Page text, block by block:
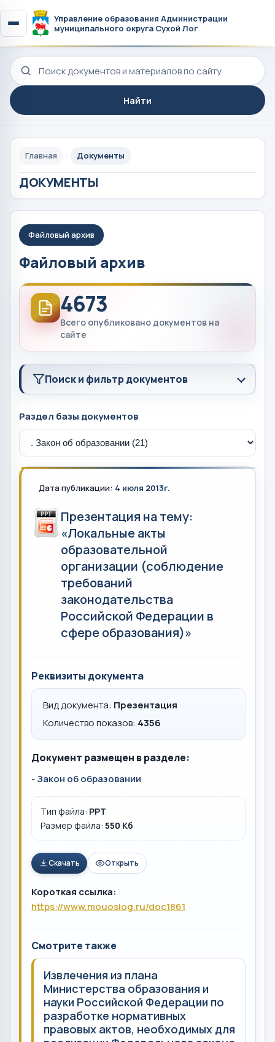
Управление образования Администрации
муниципального округа Сухой Лог
Поиск по сайту
Найти
Главная Документы
ДОКУМЕНТЫ
Файловый архив
Файловый архив
4673
Всего опубликовано документов на
сайте
Поиск и фильтр документов
Раздел базы документов
Дата публикации: 4 июля 2013г.
Презентация на тему:
«Локальные акты
образовательной
организации (соблюдение
требований
законодательства
Российской Федерации в
сфере образования)»
Реквизиты документа
Вид документа: Презентация
Количество показов: 4356
Документ размещен в разделе:
-Закон об образовании
Тип файла: PPT
Размер файла: 550 Кб
Скачать Открыть
Короткая ссылка:
https://www.mouoslog.ru/doc1861
Смотрите также
Извлечения из плана
Министерства образования и
науки Российской Федерации по
разработке нормативных
правовых актов, необходимых для